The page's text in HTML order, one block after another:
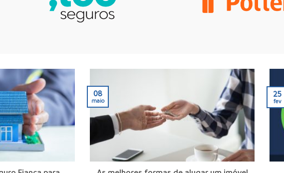
08
maio
25
fev